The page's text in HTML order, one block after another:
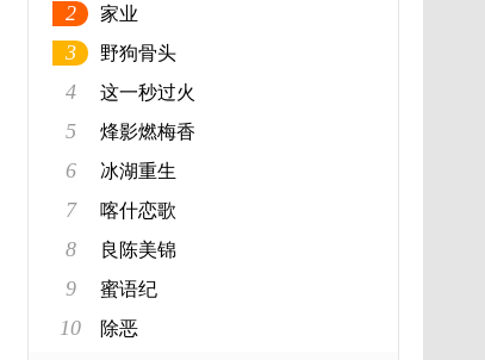
2 家业
3 野狗骨头
4 这一秒过火
5 烽影燃梅香
6 冰湖重生
7 喀什恋歌
8 良陈美锦
9 蜜语纪
10 除恶